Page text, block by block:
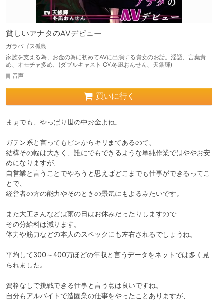
貧しいアナタのAVデビュー
ガラパゴス孤島
家族を支える為、お金の為に初めてAVに出演する貴女のお話。淫語、言葉責
め、オモチャ多め。(ダブルキャスト CV.冬凪おんせん、天銀輝)
音声
買いに行く
まぁでも、やっぱり世の中お金よね。
ガテン系と言ってもピンからキリまであるので、
結構その幅は大きく、誰にでもできるような単純作業ではややお安
めになりますが、
自営業と言うことでやろうと思えばどこまでも仕事ができるってこ
とで、
経営者の方の能力やそのときの景気にもよるみたいです。
また大工さんなどは雨の日はお休みだったりしますので
その分給料は減ります。
体力や筋力などの本人のスペックにも左右されるでしょうね。
平均して300～400万ほどの年収と言うデータをネットでは多く見
られました。
資格なしで挑戦できる仕事と言う点は良いですね。
自分もアルバイトで造園業の仕事をやったことありますが、